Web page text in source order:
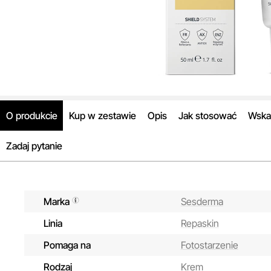
O produkcie Kup w zestawie Opis Jak stosować
Zadaj pytanie
Marka
Sesderma
Linia
Repaskin
Pomaga na
Fotostarzenie
Rodzaj
Krem